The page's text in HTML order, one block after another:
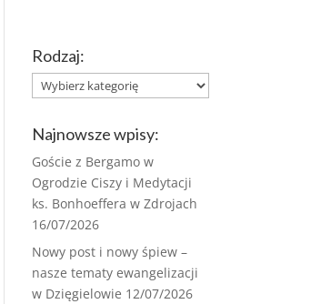
Rodzaj:
Rodzaj:
Najnowsze wpisy:
Goście z Bergamo w
Ogrodzie Ciszy i Medytacji
ks. Bonhoeffera w Zdrojach
16/07/2026
Nowy post i nowy śpiew –
nasze tematy ewangelizacji
w Dzięgielowie 12/07/2026